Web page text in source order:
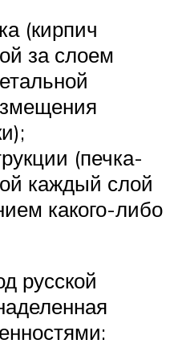
(кирпич
за слоем
(печка-
каждый слой
какого-либо
русской